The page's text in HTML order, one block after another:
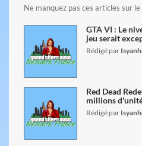
Ne manquez pas ces articles sur
lire l'article
GTA VI : Le
jeu serait
Rédigé par
lire l'article
Red Dead
millions
Rédigé par
lire l'article